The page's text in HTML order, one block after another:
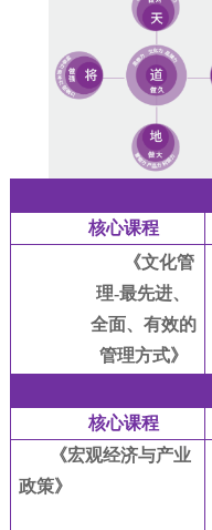
核心课程
《文化管
理-最先进、
全面、有效的
管理方式》
核心课程
《宏观经济与产业
政策》